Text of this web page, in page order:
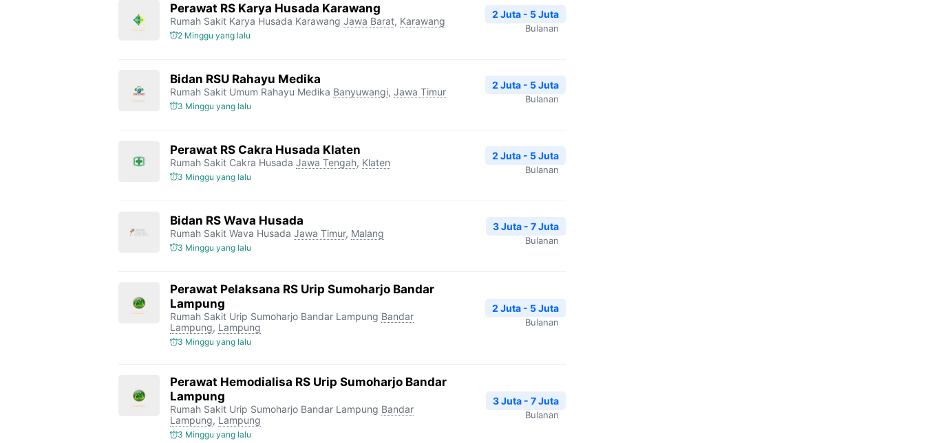
Perawat RS Karya Husada Karawang
Rumah Sakit Karya Husada Karawang Jawa Barat, Karawang
2 Minggu yang lalu
2 Juta - 5 Juta
Bulanan
Bidan RSU Rahayu Medika
Rumah Sakit Umum Rahayu Medika Banyuwangi, Jawa Timur
3 Minggu yang lalu
2 Juta - 5 Juta
Bulanan
Perawat RS Cakra Husada Klaten
Rumah Sakit Cakra Husada Jawa Tengah, Klaten
3 Minggu yang lalu
2 Juta - 5 Juta
Bulanan
Bidan RS Wava Husada
Rumah Sakit Wava Husada Jawa Timur, Malang
3 Minggu yang lalu
3 Juta - 7 Juta
Bulanan
Perawat Pelaksana RS Urip Sumoharjo Bandar
Lampung
Rumah Sakit Urip Sumoharjo Bandar Lampung Bandar
Lampung, Lampung
3 Minggu yang lalu
2 Juta - 5 Juta
Bulanan
Perawat Hemodialisa RS Urip Sumoharjo Bandar
Lampung
Rumah Sakit Urip Sumoharjo Bandar Lampung Bandar
Lampung, Lampung
3 Minggu yang lalu
3 Juta - 7 Juta
Bulanan